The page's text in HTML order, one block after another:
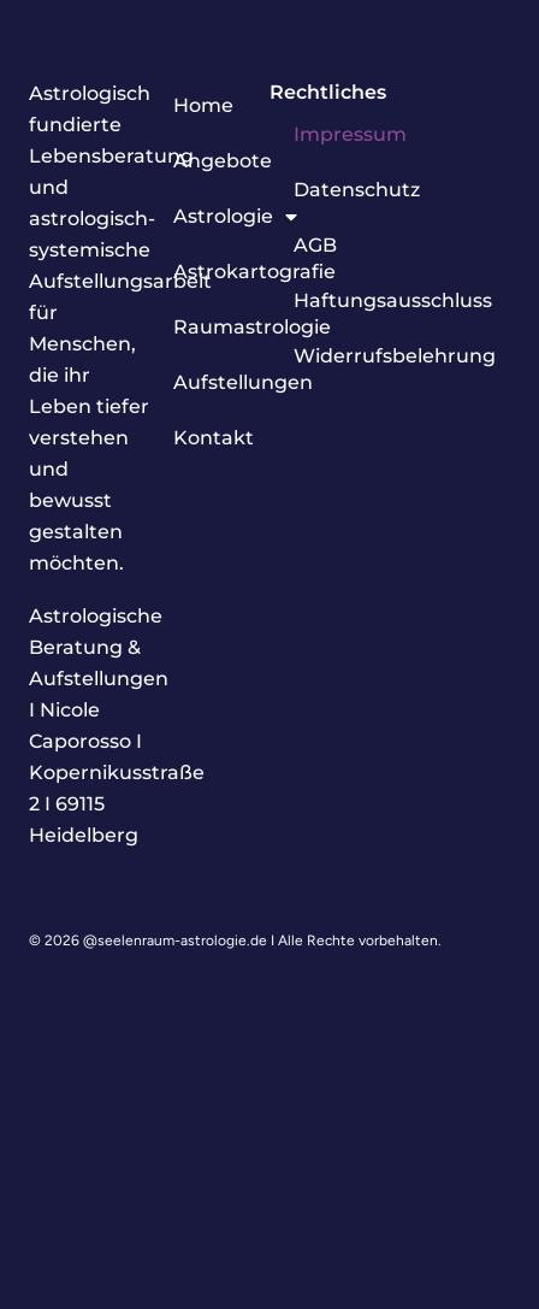
Astrologisch
fundierte
Lebensberatung
und
astrologisch-
systemische
Aufstellungsarbeit
für
Menschen,
die ihr
Leben tiefer
verstehen
und
bewusst
gestalten
möchten.
Astrologische
Beratung &
Aufstellungen
I Nicole
Caporosso I
Kopernikusstraße
2 I 69115
Heidelberg
Home
Angebote
Astrologie
Astrokartografie
Raumastrologie
Aufstellungen
Kontakt
Rechtliches
Impressum
Datenschutz
AGB
Haftungsausschluss
Widerrufsbelehrung
© 2026 @seelenraum-astrologie.de I Alle Rechte vorbehalten.